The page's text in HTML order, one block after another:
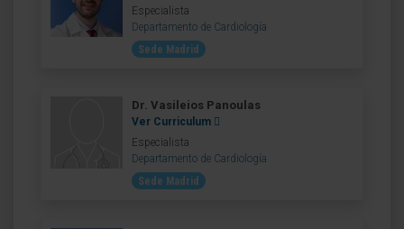
Especialista
Departamento de Cardiología
Sede Madrid
Dr. Vasileios Panoulas
Ver Curriculum
Especialista
Departamento de Cardiología
Sede Madrid